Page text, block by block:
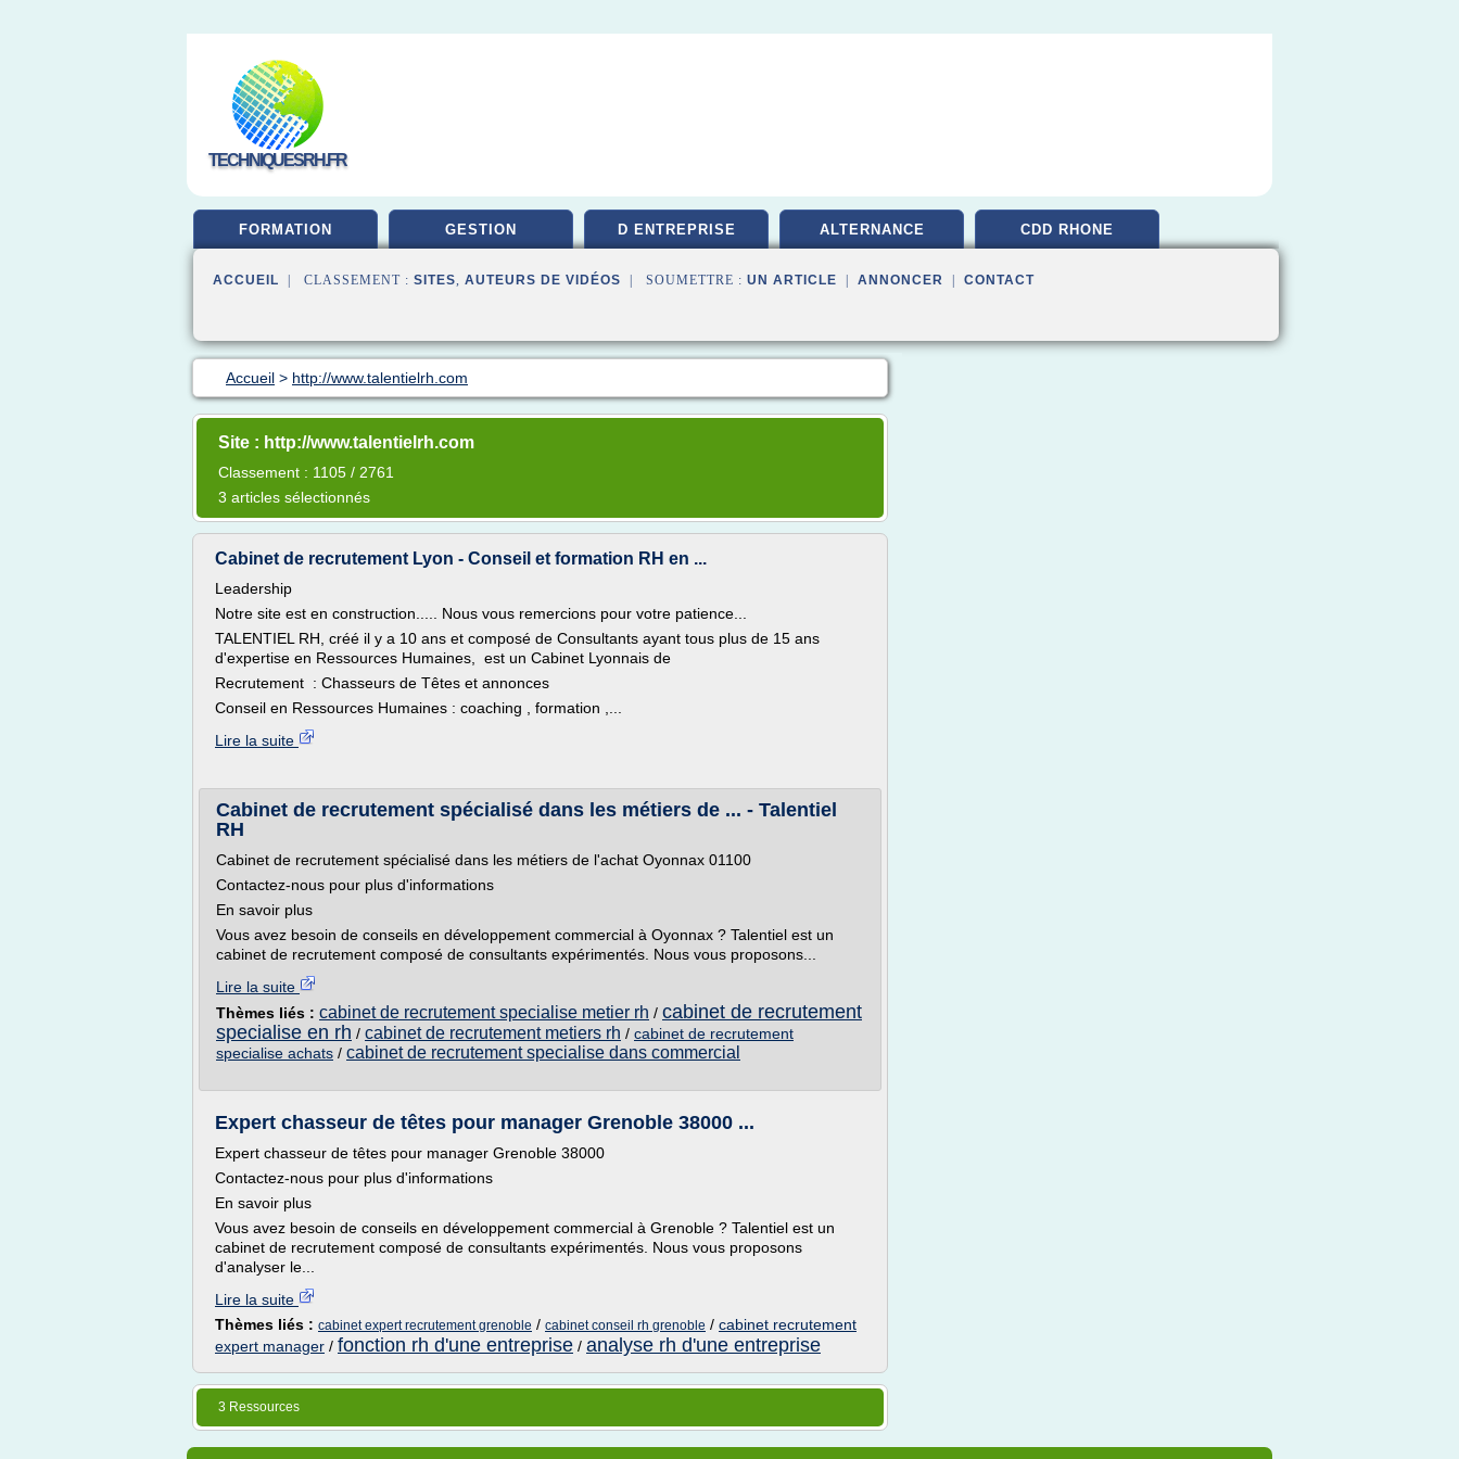
TECHNIQUESRH.FR
FORMATION GESTION D ENTREPRISE ALTERNANCE CDD RHONE
ACCUEIL | CLASSEMENT : SITES, AUTEURS DE VIDÉOS | SOUMETTRE : UN ARTICLE ANNONCER CONTACT
Accueil > http://www.talentielrh.com
Site : http://www.talentielrh.com
Classement : 1105 / 2761
3 articles sélectionnés
Cabinet de recrutement Lyon - Conseil et formation RH en ...
Leadership
Notre site est en construction..... Nous vous remercions pour votre patience...
TALENTIEL RH, créé il y a 10 ans et composé de Consultants ayant tous plus de 15 ans
d'expertise en Ressources Humaines, est un Cabinet Lyonnais de
Recrutement : Chasseurs de Têtes et annonces
Conseil en Ressources Humaines : coaching , formation ,...
Lire la suite
Cabinet de recrutement spécialisé dans les métiers de ... - Talentiel
RH
Cabinet de recrutement spécialisé dans les métiers de l'achat Oyonnax 01100
Contactez-nous pour plus d'informations
En savoir plus
Vous avez besoin de conseils en développement commercial à Oyonnax ? Talentiel est un
cabinet de recrutement composé de consultants expérimentés. Nous vous proposons...
Lire la suite
Thèmes liés : cabinet de recrutement specialise metier rh / cabinet de recrutement
specialise en rh / cabinet de recrutement metiers rh / cabinet de recrutement
specialise achats / cabinet de recrutement specialise dans commercial
Expert chasseur de têtes pour manager Grenoble 38000 ...
Expert chasseur de têtes pour manager Grenoble 38000
Contactez-nous pour plus d'informations
En savoir plus
Vous avez besoin de conseils en développement commercial à Grenoble ? Talentiel est un
cabinet de recrutement composé de consultants expérimentés. Nous vous proposons
d'analyser le...
Lire la suite
Thèmes liés : cabinet expert recrutement grenoble / cabinet conseil rh grenoble / cabinet recrutement
expert manager / fonction rh d'une entreprise / analyse rh d'une entreprise
3 Ressources